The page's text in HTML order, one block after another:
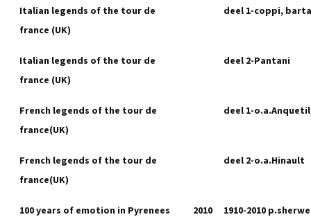
Italian legends of the tour de
france (UK)
deel 1-coppi,
Italian legends of the tour de
france (UK)
deel 2-Pantani
French legends of the tour de
france(UK)
deel 1-o.a.Anquetil
French legends of the tour de
france(UK)
deel 2-o.a.Hinault
100 years of emotion in Pyrenees
2010 1910-2010